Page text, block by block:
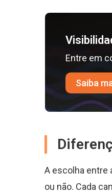
Entre em
Saiba
A escolha entre
ou não. Cada